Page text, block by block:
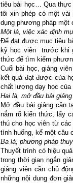
tiêu bài học… Qua thực
tôi xin phép có một
dụng phương pháp một
Một là, việc xác định
Để đạt được mục tiêu
kỹ học viên trước khi
thức để tìm kiếm
Cuối bài học, giảng
kết quả đạt được của
chất lượng dạy học
Hai là, mở đầu bài giảng
Mở đầu bài giảng cần
nắm rõ kiến thức, lấy
thú cho học viên từ
tình huống, kể một câu
Ba là, phương pháp
Thuyết trình có hiệu
trong thời gian ngắn
giảng viên cần chủ
những nội dung đơn